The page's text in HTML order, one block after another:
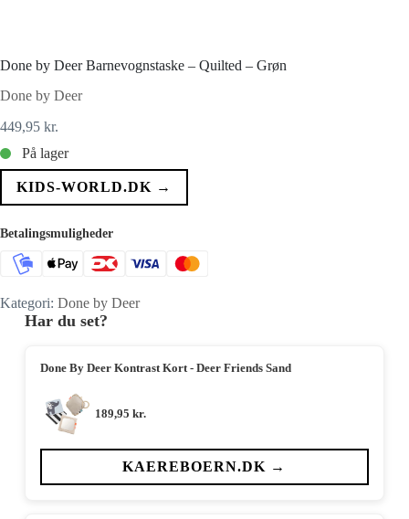
Done by Deer Barnevognstaske – Quilted – Grøn
Done by Deer
449,95 kr.
På lager
KIDS-WORLD.DK →
Betalingsmuligheder
Kategori: Done by Deer
Har du set?
Done By Deer Kontrast Kort - Deer Friends Sand
189,95 kr.
KAEREBOERN.DK →